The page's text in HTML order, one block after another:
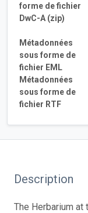
forme de fichier
DwC-A (zip)
Métadonnées
sous forme de
fichier EML
Métadonnées
sous forme de
fichier RTF
Description
The Herbarium